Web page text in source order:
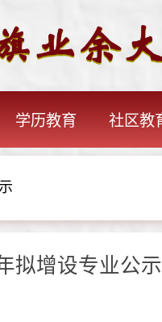
学历教育 社区教
拟增设专业公示